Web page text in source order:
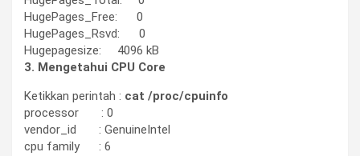
HugePages_Free: 0
HugePages_Rsvd: 0
Hugepagesize: 4096 kB
3. Mengetahui CPU Core
Ketikkan perintah : cat /proc/cpuinfo
processor : 0
vendor_id : GenuineIntel
cpu family : 6